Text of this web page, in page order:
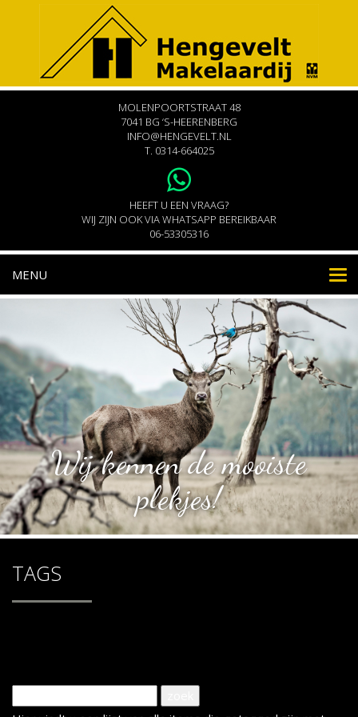
MOLENPOORTSTRAAT 48
7041 BG ‘S-HEERENBERG
INFO@HENGEVELT.NL
T. 0314-664025
HEEFT U EEN VRAAG?
WIJ ZIJN OOK VIA WHATSAPP BEREIKBAAR
06-53305316
MENU
Wij kennen de mooiste
plekjes!
TAGS